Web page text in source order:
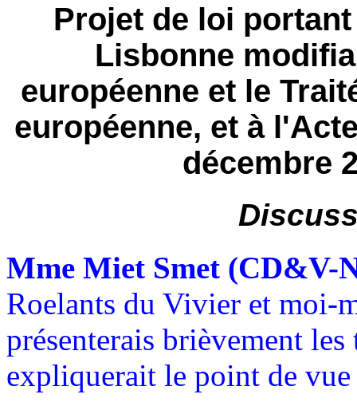
Projet de loi
Lisbonne
européenne et le
européenne, et à
décembre
Mme Miet Smet (CD&V-
Roelants du Vivier et moi-
présenterais brièvement
expliquerait le point de vue